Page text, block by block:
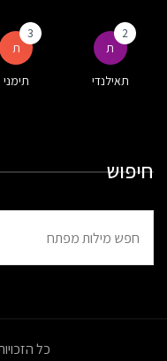
ת
2
תאילנדי
ת
3
תימני
חיפוש
עבור
כל